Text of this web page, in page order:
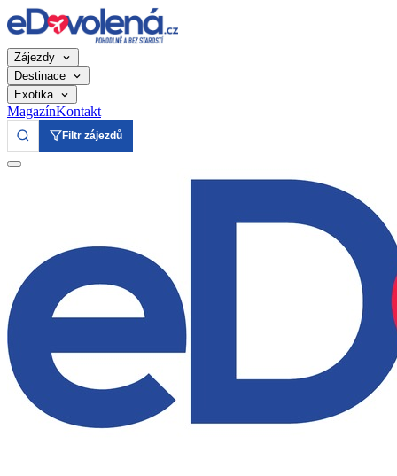
Zájezdy
Destinace
Exotika
MagazínKontakt
Filtr zájezdů